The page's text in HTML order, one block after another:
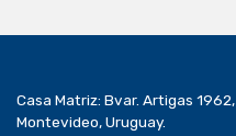
Casa Matriz: Bvar. Artigas 1962,
Montevideo, Uruguay.